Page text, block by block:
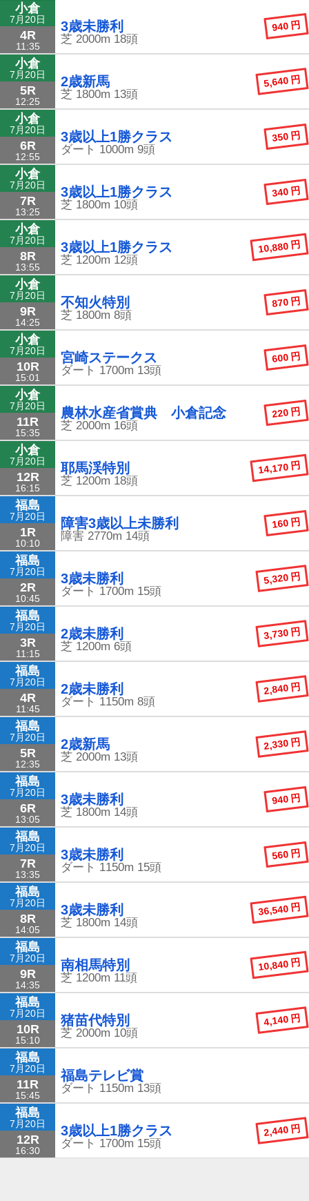
小倉
7月20日
4R
11:35
3歳未勝利
芝 2000m 18頭
940 円
小倉
7月20日
5R
12:25
2歳新馬
芝 1800m 13頭
5,640 円
小倉
7月20日
6R
12:55
3歳以上1勝クラス
ダート 1000m 9頭
350 円
小倉
7月20日
7R
13:25
3歳以上1勝クラス
芝 1800m 10頭
340 円
小倉
7月20日
8R
13:55
3歳以上1勝クラス
芝 1200m 12頭
10,880 円
小倉
7月20日
9R
14:25
不知火特別
芝 1800m 8頭
870 円
小倉
7月20日
10R
15:01
宮崎ステークス
ダート 1700m 13頭
600 円
小倉
7月20日
11R
15:35
農林水産省賞典 小倉記念
芝 2000m 16頭
220 円
小倉
7月20日
12R
16:15
耶馬渓特別
芝 1200m 18頭
14,170 円
福島
7月20日
1R
10:10
障害3歳以上未勝利
障害 2770m 14頭
160 円
福島
7月20日
2R
10:45
3歳未勝利
ダート 1700m 15頭
5,320 円
福島
7月20日
3R
11:15
2歳未勝利
芝 1200m 6頭
3,730 円
福島
7月20日
4R
11:45
2歳未勝利
ダート 1150m 8頭
2,840 円
福島
7月20日
5R
12:35
2歳新馬
芝 2000m 13頭
2,330 円
福島
7月20日
6R
13:05
3歳未勝利
芝 1800m 14頭
940 円
福島
7月20日
7R
13:35
3歳未勝利
ダート 1150m 15頭
560 円
福島
7月20日
8R
14:05
3歳未勝利
芝 1800m 14頭
36,540 円
福島
7月20日
9R
14:35
南相馬特別
芝 1200m 11頭
10,840 円
福島
7月20日
10R
15:10
猪苗代特別
芝 2000m 10頭
4,140 円
福島
7月20日
11R
15:45
福島テレビ賞
ダート 1150m 13頭
福島
7月20日
12R
16:30
3歳以上1勝クラス
ダート 1700m 15頭
2,440 円